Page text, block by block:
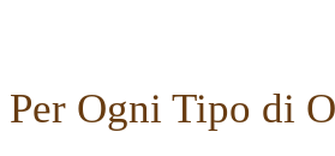
Per Ogni Tipo di